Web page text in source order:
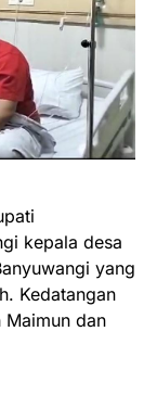
kepala desa
yang
Kedatangan
Maimun dan